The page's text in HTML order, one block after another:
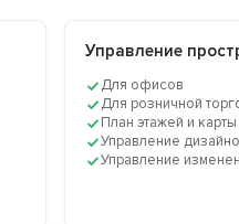
Управление
Для офисов
Для розничной
План этажей и карты
Управление
Управление